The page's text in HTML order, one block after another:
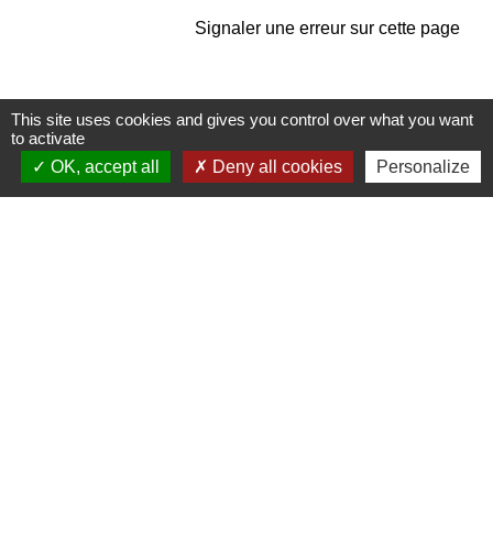
Signaler une erreur sur cette page
Contacts
Commune de Pullay
This site uses cookies and gives you control over what you want
to activate
OK, accept all
Deny all cookies Personalize